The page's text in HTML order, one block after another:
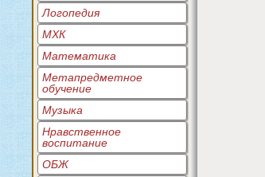
Логопедия
МХК
Математика
Метапредметное
обучение
Музыка
Нравственное
воспитание
ОБЖ